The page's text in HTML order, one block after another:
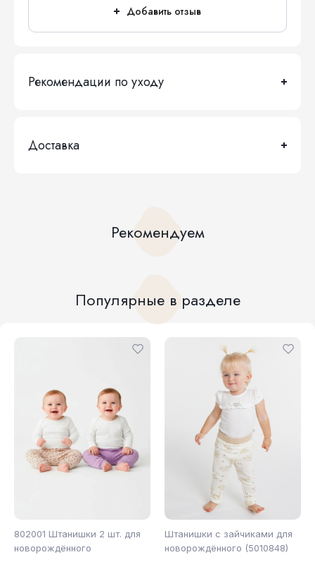
Добавить отзыв
Рекомендации по уходу
Доставка
Рекомендуем
Популярные в разделе
802001 Штанишки 2 шт. для
новорождённого
Штанишки с зайчиками для
новорождённого (5010848)